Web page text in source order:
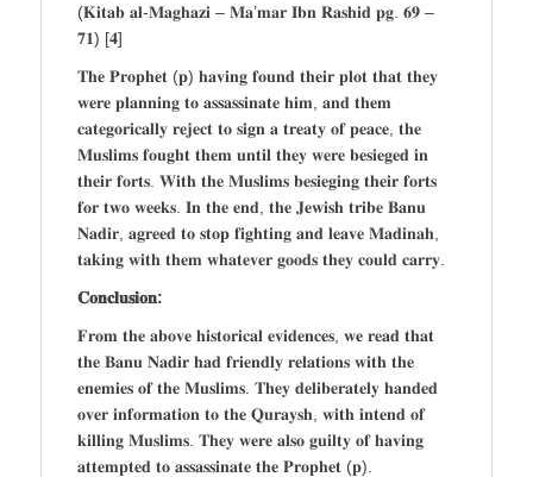
(𝐊𝐢𝐭𝐚𝐛 𝐚𝐥-𝐌𝐚𝐠𝐡𝐚𝐳𝐢 – 𝐌𝐚’𝐦𝐚𝐫 𝐈𝐛𝐧 𝐑𝐚𝐬𝐡𝐢𝐝 𝐩𝐠. 𝟔𝟗 –
𝟕𝟏) [𝟒]
𝐓𝐡𝐞 𝐏𝐫𝐨𝐩𝐡𝐞𝐭 (𝐩) 𝐡𝐚𝐯𝐢𝐧𝐠 𝐟𝐨𝐮𝐧𝐝 𝐭𝐡𝐞𝐢𝐫 𝐩𝐥𝐨𝐭 𝐭𝐡𝐚𝐭 𝐭𝐡𝐞𝐲
𝐰𝐞𝐫𝐞 𝐩𝐥𝐚𝐧𝐧𝐢𝐧𝐠 𝐭𝐨 𝐚𝐬𝐬𝐚𝐬𝐬𝐢𝐧𝐚𝐭𝐞 𝐡𝐢𝐦, 𝐚𝐧𝐝 𝐭𝐡𝐞𝐦
𝐜𝐚𝐭𝐞𝐠𝐨𝐫𝐢𝐜𝐚𝐥𝐥𝐲 𝐫𝐞𝐣𝐞𝐜𝐭 𝐭𝐨 𝐬𝐢𝐠𝐧 𝐚 𝐭𝐫𝐞𝐚𝐭𝐲 𝐨𝐟 𝐩𝐞𝐚𝐜𝐞, 𝐭𝐡𝐞
𝐌𝐮𝐬𝐥𝐢𝐦𝐬 𝐟𝐨𝐮𝐠𝐡𝐭 𝐭𝐡𝐞𝐦 𝐮𝐧𝐭𝐢𝐥 𝐭𝐡𝐞𝐲 𝐰𝐞𝐫𝐞 𝐛𝐞𝐬𝐢𝐞𝐠𝐞𝐝 𝐢𝐧
𝐭𝐡𝐞𝐢𝐫 𝐟𝐨𝐫𝐭𝐬. 𝐖𝐢𝐭𝐡 𝐭𝐡𝐞 𝐌𝐮𝐬𝐥𝐢𝐦𝐬 𝐛𝐞𝐬𝐢𝐞𝐠𝐢𝐧𝐠 𝐭𝐡𝐞𝐢𝐫 𝐟𝐨𝐫𝐭𝐬
𝐟𝐨𝐫 𝐭𝐰𝐨 𝐰𝐞𝐞𝐤𝐬. 𝐈𝐧 𝐭𝐡𝐞 𝐞𝐧𝐝, 𝐭𝐡𝐞 𝐉𝐞𝐰𝐢𝐬𝐡 𝐭𝐫𝐢𝐛𝐞 𝐁𝐚𝐧𝐮
𝐍𝐚𝐝𝐢𝐫, 𝐚𝐠𝐫𝐞𝐞𝐝 𝐭𝐨 𝐬𝐭𝐨𝐩 𝐟𝐢𝐠𝐡𝐭𝐢𝐧𝐠 𝐚𝐧𝐝 𝐥𝐞𝐚𝐯𝐞 𝐌𝐚𝐝𝐢𝐧𝐚𝐡,
𝐭𝐚𝐤𝐢𝐧𝐠 𝐰𝐢𝐭𝐡 𝐭𝐡𝐞𝐦 𝐰𝐡𝐚𝐭𝐞𝐯𝐞𝐫 𝐠𝐨𝐨𝐝𝐬 𝐭𝐡𝐞𝐲 𝐜𝐨𝐮𝐥𝐝 𝐜𝐚𝐫𝐫𝐲.
𝐂𝐨𝐧𝐜𝐥𝐮𝐬𝐢𝐨𝐧:
𝐅𝐫𝐨𝐦 𝐭𝐡𝐞 𝐚𝐛𝐨𝐯𝐞 𝐡𝐢𝐬𝐭𝐨𝐫𝐢𝐜𝐚𝐥 𝐞𝐯𝐢𝐝𝐞𝐧𝐜𝐞𝐬, 𝐰𝐞 𝐫𝐞𝐚𝐝 𝐭𝐡𝐚𝐭
𝐭𝐡𝐞 𝐁𝐚𝐧𝐮 𝐍𝐚𝐝𝐢𝐫 𝐡𝐚𝐝 𝐟𝐫𝐢𝐞𝐧𝐝𝐥𝐲 𝐫𝐞𝐥𝐚𝐭𝐢𝐨𝐧𝐬 𝐰𝐢𝐭𝐡 𝐭𝐡𝐞
𝐞𝐧𝐞𝐦𝐢𝐞𝐬 𝐨𝐟 𝐭𝐡𝐞 𝐌𝐮𝐬𝐥𝐢𝐦𝐬. 𝐓𝐡𝐞𝐲 𝐝𝐞𝐥𝐢𝐛𝐞𝐫𝐚𝐭𝐞𝐥𝐲 𝐡𝐚𝐧𝐝𝐞𝐝
𝐨𝐯𝐞𝐫 𝐢𝐧𝐟𝐨𝐫𝐦𝐚𝐭𝐢𝐨𝐧 𝐭𝐨 𝐭𝐡𝐞 𝐐𝐮𝐫𝐚𝐲𝐬𝐡, 𝐰𝐢𝐭𝐡 𝐢𝐧𝐭𝐞𝐧𝐝 𝐨𝐟
𝐤𝐢𝐥𝐥𝐢𝐧𝐠 𝐌𝐮𝐬𝐥𝐢𝐦𝐬. 𝐓𝐡𝐞𝐲 𝐰𝐞𝐫𝐞 𝐚𝐥𝐬𝐨 𝐠𝐮𝐢𝐥𝐭𝐲 𝐨𝐟 𝐡𝐚𝐯𝐢𝐧𝐠
𝐚𝐭𝐭𝐞𝐦𝐩𝐭𝐞𝐝 𝐭𝐨 𝐚𝐬𝐬𝐚𝐬𝐬𝐢𝐧𝐚𝐭𝐞 𝐭𝐡𝐞 𝐏𝐫𝐨𝐩𝐡𝐞𝐭 (𝐩).